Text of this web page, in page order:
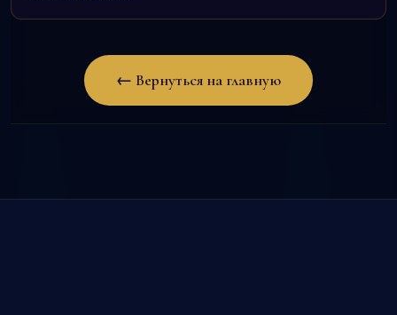
← Вернуться на главную